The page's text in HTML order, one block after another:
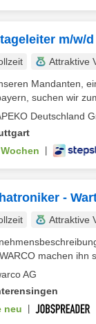
m/w/
Attraktive
Mandanten,
suchen wir
Deutschland
-
Attraktive
machen ihn
AG
neu